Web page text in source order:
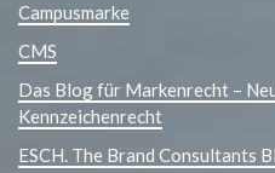
Campusmarke
CMS
Das Blog für Markenrecht –
Kennzeichenrecht
ESCH. The Brand Consultants